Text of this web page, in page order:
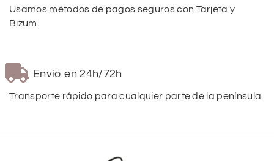
Usamos métodos de pagos seguros con Tarjeta y
Bizum.
Envío en 24h/72h
Transporte rápido para cualquier parte de la península.